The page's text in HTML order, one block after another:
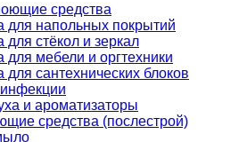
средства
для напольных покрытий
стёкол и зеркал
мебели и оргтехники
сантехнических блоков
и ароматизаторы
средства (послестрой)